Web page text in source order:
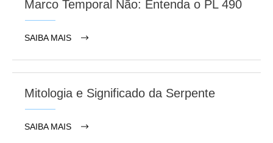
Marco Temporal Não: Entenda o PL 490
SAIBA MAIS
Mitologia e Significado da Serpente
SAIBA MAIS